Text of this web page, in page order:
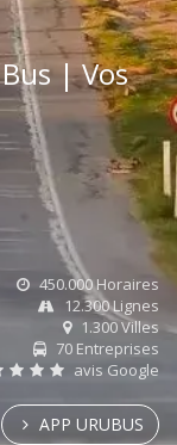
| Vos
450.000 Horaires
12.300 Lignes
1.300 Villes
70 Entreprises
avis Google
APP URUBUS